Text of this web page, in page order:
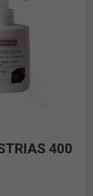
400